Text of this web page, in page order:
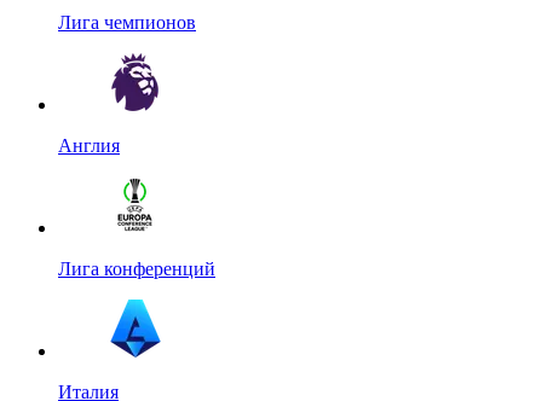
Лига чемпионов
Англия
Лига конференций
Италия